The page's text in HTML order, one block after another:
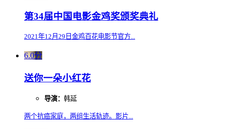
第34届中国电影金鸡奖颁奖典礼
2021年12月29日金鸡百花电影节官方...
6.0分
送你一朵小红花
导演： 韩延
两个抗癌家庭，两组生活轨迹。影片...